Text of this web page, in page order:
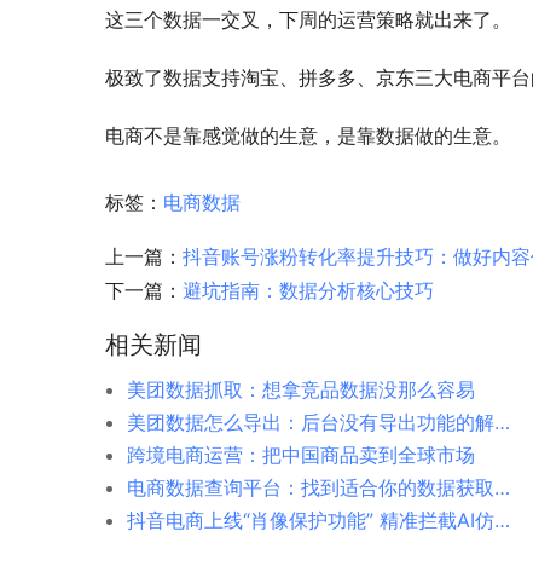
这三个数据一交叉，下周的运营策略就出来了。
极致了数据支持淘宝、拼多多、京东三大电商平
电商不是靠感觉做的生意，是靠数据做的生意。
标签： 电商数据
上一篇： 抖音账号涨粉转化率提升技巧：做好内
下一篇： 避坑指南：数据分析核心技巧
相关新闻
美团数据抓取：想拿竞品数据没那么容易
美团数据怎么导出：后台没有导出功能的解决方案
跨境电商运营：把中国商品卖到全球市场
电商数据查询平台：找到适合你的数据获取方式
抖音电商上线“肖像保护功能” 精准拦截AI仿冒与盗用素材